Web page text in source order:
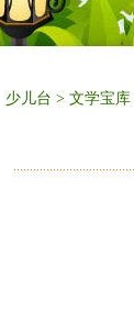
少儿台 > 文学宝库